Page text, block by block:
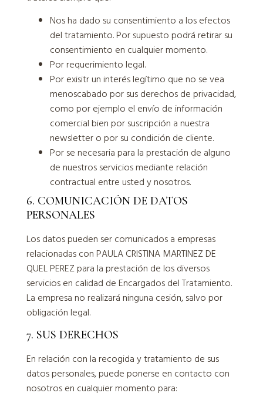
Nos ha dado su consentimiento a los efectos
del tratamiento. Por supuesto podrá retirar su
consentimiento en cualquier momento.
Por requerimiento legal.
Por exisitr un interés legítimo que no se vea
menoscabado por sus derechos de privacidad,
como por ejemplo el envío de información
comercial bien por suscripción a nuestra
newsletter o por su condición de cliente.
Por se necesaria para la prestación de alguno
de nuestros servicios mediante relación
contractual entre usted y nosotros.
6. COMUNICACIÓN DE DATOS
PERSONALES
Los datos pueden ser comunicados a empresas
relacionadas con PAULA CRISTINA MARTINEZ DE
QUEL PEREZ para la prestación de los diversos
servicios en calidad de Encargados del Tratamiento.
La empresa no realizará ninguna cesión, salvo por
obligación legal.
7. SUS DERECHOS
En relación con la recogida y tratamiento de sus
datos personales, puede ponerse en contacto con
nosotros en cualquier momento para: